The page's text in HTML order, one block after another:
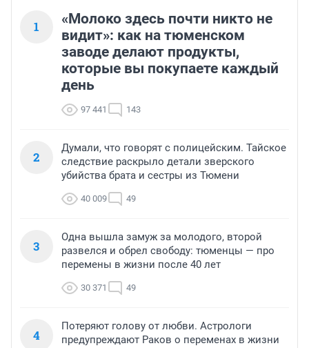
1
«Молоко здесь почти никто не
видит»: как на тюменском
заводе делают продукты,
которые вы покупаете каждый
день
97 441 143
2
Думали, что говорят с полицейским. Тайское
следствие раскрыло детали зверского
убийства брата и сестры из Тюмени
40 009 49
3
Одна вышла замуж за молодого, второй
развелся и обрел свободу: тюменцы — про
перемены в жизни после 40 лет
30 371 49
4
Потеряют голову от любви. Астрологи
предупреждают Раков о переменах в жизни